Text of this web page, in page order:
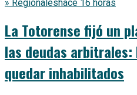
» Regionaleshace 16 horas
La Totorense fijó un
las deudas
quedar inhabilitados